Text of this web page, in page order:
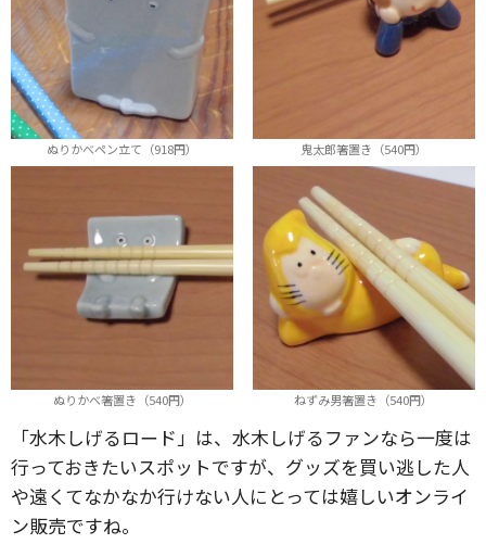
ぬりかべペン立て（918円） 鬼太郎箸置き（540円）
ぬりかべ箸置き（540円） ねずみ男箸置き（540円）
「水木しげるロード」は、水木しげるファンなら一度は
行っておきたいスポットですが、グッズを買い逃した人
や遠くてなかなか行けない人にとっては嬉しいオンライ
ン販売ですね。